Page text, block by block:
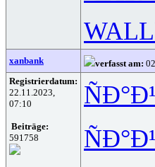
WALL
xanbank verfasst am:
Registrierdatum:
22.11.2023,
07:10
Beiträge:
591758